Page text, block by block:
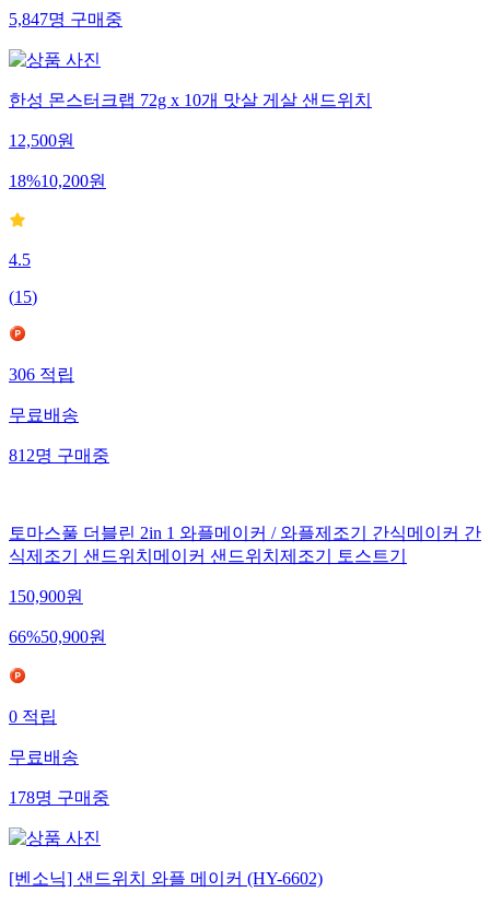
5,847명 구매중
한성 몬스터크랩 72g x 10개 맛살 게살 샌드위치
12,500원
18%10,200원
4.5
(15)
306 적립
무료배송
812명 구매중
토마스풀 더블린 2in 1 와플메이커 / 와플제조기 간식메이커 간
식제조기 샌드위치메이커 샌드위치제조기 토스트기
150,900원
66%50,900원
0 적립
무료배송
178명 구매중
[벤소닉] 샌드위치 와플 메이커 (HY-6602)